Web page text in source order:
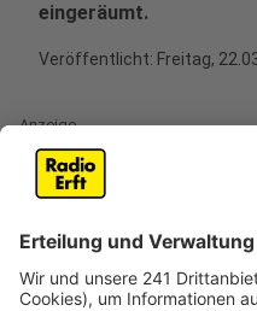
eingeräumt.
Veröffentlicht: Freitag,
Anzeige
inseriert hatte, soll ihn
haben, so der 59-
Treffen zum Verkauf